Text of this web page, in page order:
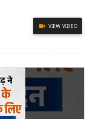
VIEW VIDEO